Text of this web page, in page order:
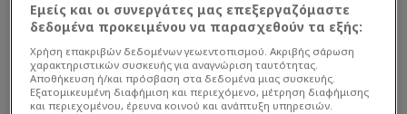
Εμείς και οι συνεργάτες μας επεξεργαζόμαστε
δεδομένα προκειμένου να παρασχεθούν τα εξής:
Χρήση επακριβών δεδομένων γεωεντοπισμού. Ακριβής σάρωση
χαρακτηριστικών συσκευής για αναγνώριση ταυτότητας.
Αποθήκευση ή/και πρόσβαση στα δεδομένα μιας συσκευής.
Εξατομικευμένη διαφήμιση και περιεχόμενο, μέτρηση διαφήμισης
και περιεχομένου, έρευνα κοινού και ανάπτυξη υπηρεσιών.